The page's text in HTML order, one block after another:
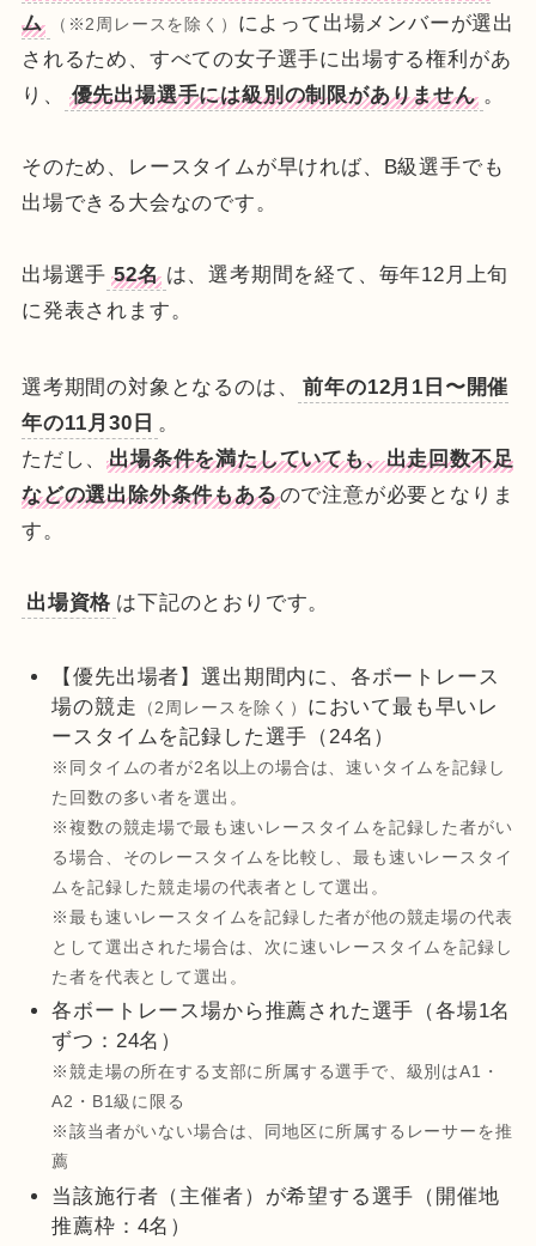
ム
（※2周レースを除く） によって出場メンバーが選出
されるため、すべての女子選手に出場する権利があ
り、
優先出場選手には級別の制限がありません 。
そのため、レースタイムが早ければ、B級選手でも
出場できる大会なのです。
出場選手 52名 は、選考期間を経て、毎年12月上旬
に発表されます。
選考期間の対象となるのは、
前年の12月1日〜開催
年の11月30日 。
ただし、出場条件を満たしていても、出走回数不足
などの選出除外条件もあるので注意が必要となりま
す。
出場資格 は下記のとおりです。
【優先出場者】選出期間内に、各ボートレース
場の競走
（2周レースを除く） において最も早いレ
ースタイムを記録した選手（24名）
※同タイムの者が2名以上の場合は、速いタイムを記録し
た回数の多い者を選出。
※複数の競走場で最も速いレースタイムを記録した者がい
る場合、そのレースタイムを比較し、最も速いレースタイ
ムを記録した競走場の代表者として選出。
※最も速いレースタイムを記録した者が他の競走場の代表
として選出された場合は、次に速いレースタイムを記録し
た者を代表として選出。
各ボートレース場から推薦された選手（各場1名
ずつ：24名）
※競走場の所在する支部に所属する選手で、級別はA1・
A2・B1級に限る
※該当者がいない場合は、同地区に所属するレーサーを推
薦
当該施行者（主催者）が希望する選手（開催地
推薦枠：4名）